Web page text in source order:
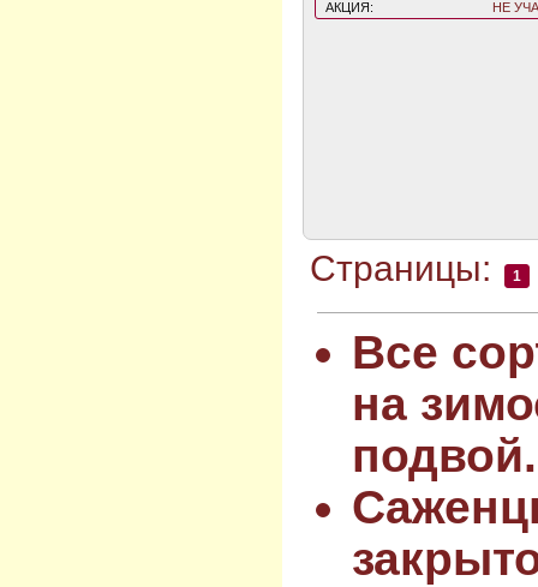
АКЦИЯ:
НЕ
Страницы: 1
Все
на
подвой.